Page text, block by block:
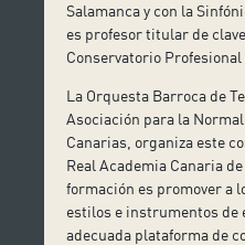
Salamanca y con la
es profesor titular de
Conservatorio Profesional
La Orquesta Barroca de
Asociación para la
Canarias, organiza este
Real Academia Canaria
formación es promover a
estilos e instrumentos de
adecuada plataforma de